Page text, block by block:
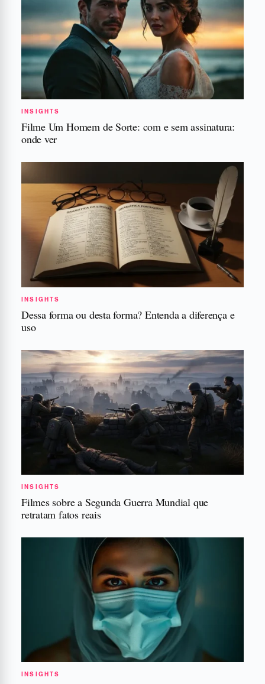
INSIGHTS
Filme Um Homem de Sorte: com e sem assinatura:
onde ver
INSIGHTS
Dessa forma ou desta forma? Entenda a diferença e
uso
INSIGHTS
Filmes sobre a Segunda Guerra Mundial que
retratam fatos reais
INSIGHTS